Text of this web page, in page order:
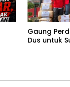
Gaung
Dus untuk